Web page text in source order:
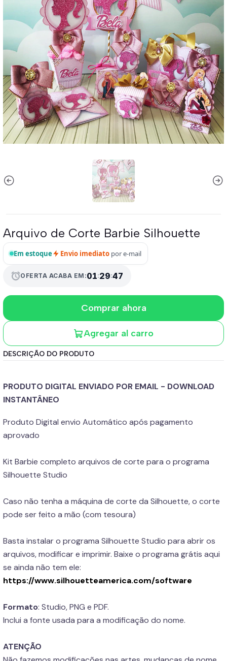
Arquivo de Corte Barbie Silhouette
Em estoque Envio imediato por e-mail
alarmOFERTA ACABA EM:01:29:45
Agregar al carro
Comprar ahora
DESCRIÇÃO DO PRODUTO
PRODUTO DIGITAL ENVIADO POR EMAIL - DOWNLOAD
INSTANTÂNEO
Produto Digital envio Automático após pagamento
aprovado
Kit Barbie completo arquivos de corte para o programa
Silhouette Studio
Caso não tenha a máquina de corte da Silhouette, o corte
pode ser feito a mão (com tesoura)
Basta instalar o programa Silhouette Studio para abrir os
arquivos, modificar e imprimir. Baixe o programa grátis aqui
se ainda não tem ele:
https://www.silhouetteamerica.com/software
Formato: Studio, PNG e PDF.
Inclui a fonte usada para a modificação do nome.
ATENÇÃO